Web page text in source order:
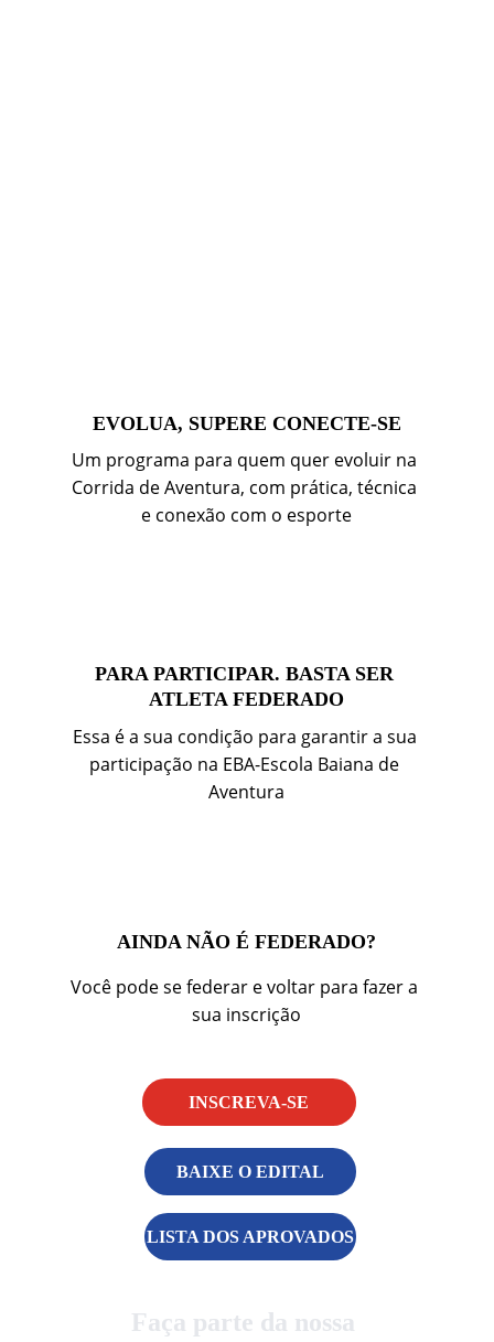
Você pode se federar e voltar para fazer a
sua inscrição
PARA PARTICIPAR. BASTA SER
ATLETA FEDERADO
AINDA NÃO É FEDERADO?
Essa é a sua condição para garantir a sua
participação na EBA-Escola Baiana de
Aventura
EVOLUA, SUPERE CONECTE-SE
Um programa para quem quer evoluir na
Corrida de Aventura, com prática, técnica
e conexão com o esporte
BAIXE O EDITAL
INSCREVA-SE
LISTA DOS APROVADOS
Faça parte da nossa